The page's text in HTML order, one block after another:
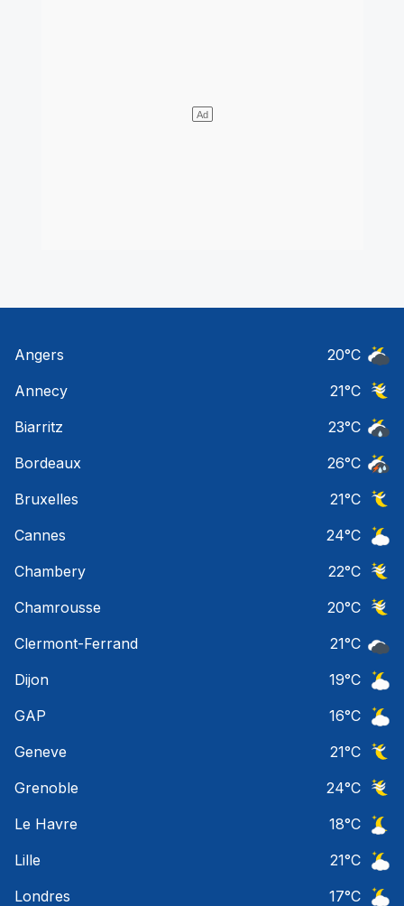
Angers 20°C
Annecy
21°C
Biarritz
23°C
Bordeaux
26°C
Bruxelles
21°C
Cannes
24°C
Chambery
22°C
Chamrousse
20°C
Clermont-Ferrand
21°C
Dijon
19°C
GAP
16°C
Geneve
21°C
Grenoble
24°C
Le Havre
18°C
Lille
21°C
Londres
17°C